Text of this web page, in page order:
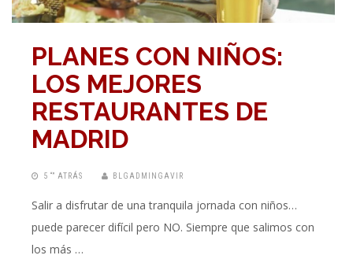
PLANES CON NIÑOS:
LOS MEJORES
RESTAURANTES DE
MADRID
5 “” ATRÁS BLGADMINGAVIR
Salir a disfrutar de una tranquila jornada con niños…
puede parecer difícil pero NO. Siempre que salimos con
los más …